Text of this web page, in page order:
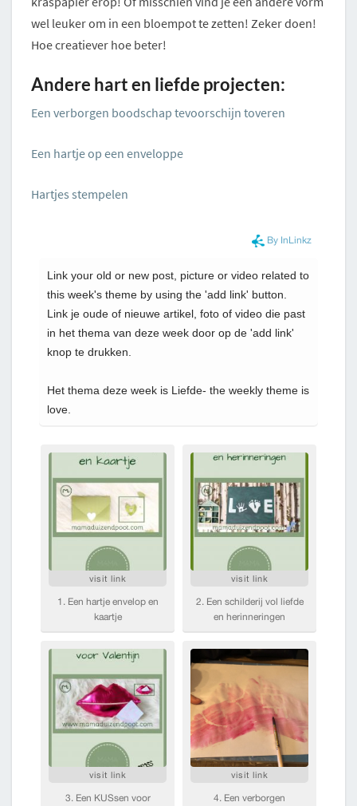
wel leuker om in een bloempot te zetten! Zeker doen!
Hoe creatiever hoe beter!
Andere hart en liefde projecten:
Een verborgen boodschap tevoorschijn toveren
Een hartje op een enveloppe
Hartjes stempelen